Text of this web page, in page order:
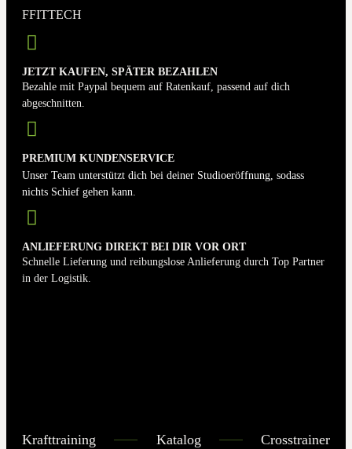
FFITTECH
JETZT KAUFEN, SPÄTER BEZAHLEN
Bezahle mit Paypal bequem auf Ratenkauf, passend auf dich
abgeschnitten.
PREMIUM KUNDENSERVICE
Unser Team unterstützt dich bei deiner Studioeröffnung, sodass
nichts Schief gehen kann.
ANLIEFERUNG DIREKT BEI DIR VOR ORT
Schnelle Lieferung und reibungslose Anlieferung durch Top Partner
in der Logistik.
Krafttraining Katalog Crosstrainer